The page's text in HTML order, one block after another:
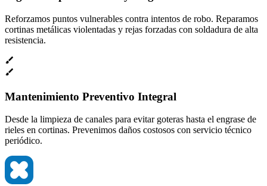
Reforzamos puntos vulnerables contra intentos de robo. Reparamos
cortinas metálicas violentadas y rejas forzadas con soldadura de alta
resistencia.
Mantenimiento Preventivo Integral
Desde la limpieza de canales para evitar goteras hasta el engrase de
rieles en cortinas. Prevenimos daños costosos con servicio técnico
periódico.